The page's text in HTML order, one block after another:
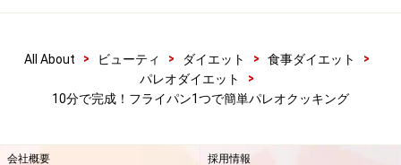
All About > ビューティ > ダイエット > 食事ダイエット
>
パレオダイエット
>
10分で完成！フライパン1つで簡単パレオクッキング
会社概要 採用情報